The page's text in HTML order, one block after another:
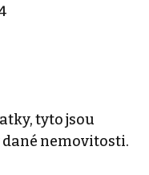
tyto jsou
nemovitosti.